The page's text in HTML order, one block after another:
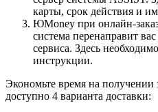
карты, срок действия и
ЮMoney при онлайн-
система перенаправит
сервиса. Здесь
инструкции.
Экономьте время на получении
доступно 4 варианта доставки: